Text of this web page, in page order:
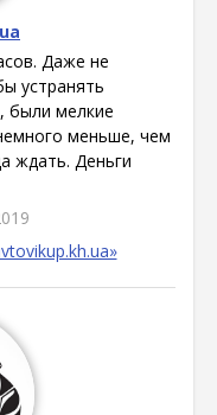
Даже не
устранять
были мелкие
меньше, чем
ждать. Деньги